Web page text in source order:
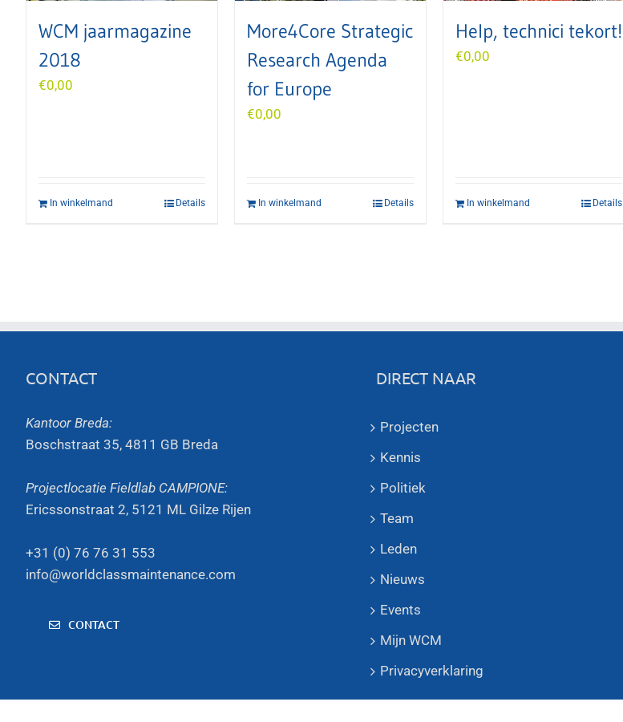
WCM jaarmagazine
2018
€0,00
In winkelmand Details
More4Core Strategic
Research Agenda
for Europe
€0,00
In winkelmand Details
Help, technici tekort!
€0,00
In winkelmand Details
CONTACT
Kantoor Breda:
Boschstraat 35, 4811 GB Breda
Projectlocatie Fieldlab CAMPIONE:
Ericssonstraat 2, 5121 ML Gilze Rijen
+31 (0) 76 76 31 553
info@worldclassmaintenance.com
CONTACT
DIRECT NAAR
Projecten
Kennis
Politiek
Team
Leden
Nieuws
Events
Mijn WCM
Privacyverklaring